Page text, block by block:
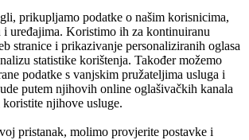
prikupljamo podatke o našim korisnicima,
i uređajima. Koristimo ih za kontinuiranu
stranice i prikazivanje personaliziranih oglasa
statistike korištenja. Također možemo
podatke s vanjskim pružateljima usluga i
putem njihovih online oglašivačkih kanala
njihove usluge.
pristanak, molimo provjerite postavke i